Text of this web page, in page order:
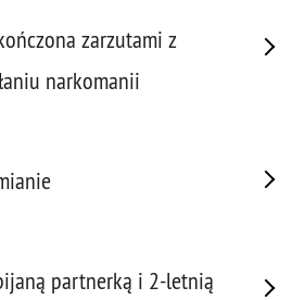
zarzutami z
narkomanii
partnerką i 2-letnią